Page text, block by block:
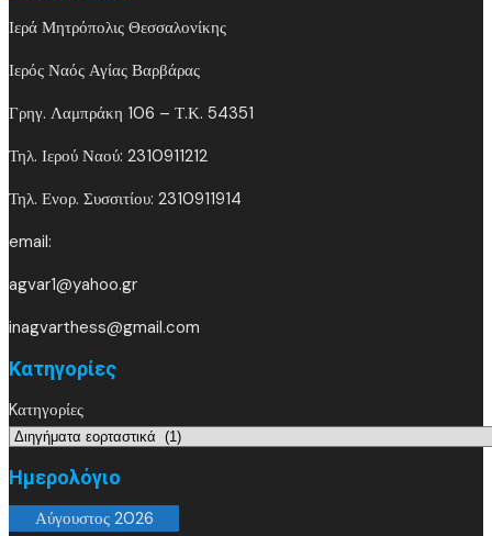
Ιερά Μητρόπολις Θεσσαλονίκης
Ιερός Ναός Αγίας Βαρβάρας
Γρηγ. Λαμπράκη 106 – Τ.Κ. 54351
Τηλ. Ιερού Ναού: 2310911212
Τηλ. Ενορ. Συσσιτίου: 2310911914
email:
agvar1@yahoo.gr
inagvarthess@gmail.com
Kατηγορίες
Kατηγορίες
Ημερολόγιο
Αύγουστος 2026